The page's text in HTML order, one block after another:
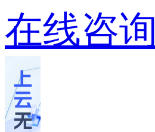
在线咨询